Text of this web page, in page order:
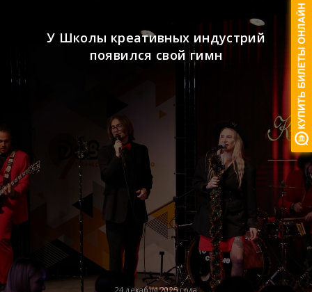
24 декабря 2025 года
У Школы креативных индустрий
появился свой гимн